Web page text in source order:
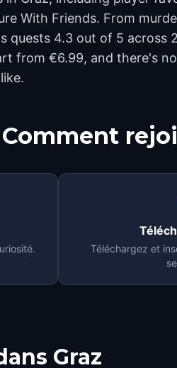
With Friends. From
quests 4.3 out of 5
from €6.99, and there's
Comment
Téléchargez et
Graz